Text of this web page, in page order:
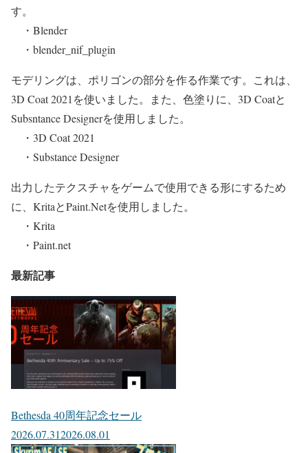
す。
・Blender
・blender_nif_plugin
モデリングは、ポリゴンの部分を作る作業です。これは、
3D Coat 2021を使いました。また、色塗りに、3D Coatと
Subsntance Designerを使用しました。
・3D Coat 2021
・Substance Designer
出力したテクスチャをゲームで使用できる形にするため
に、KritaとPaint.Netを使用しました。
・Krita
・Paint.net
最新記事
Bethesda 40周年記念セール
2026.07.312026.08.01